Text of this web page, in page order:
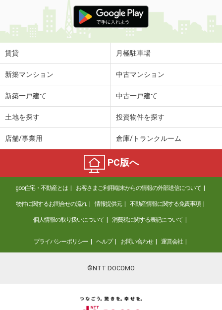
賃貸 月極駐車場
新築マンション 中古マンション
新築一戸建て 中古一戸建て
土地を探す 投資物件を探す
店舗/事業用 倉庫/トランクルーム
PC版へ
goo住宅・不動産とは お客さまご利用端末からの情報の外部送信について
物件に関するお問合せの流れ 情報提供元 不動産情報に関する免責事項
個人情報の取り扱いについて 消費税に関する表記について
プライバシーポリシー ヘルプ お問い合わせ 運営会社
©NTT DOCOMO